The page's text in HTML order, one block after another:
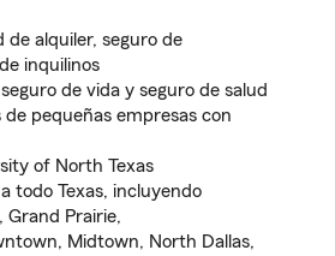
de alquiler, seguro de
inquilinos
de vida y seguro de salud
pequeñas empresas con
of North Texas
todo Texas, incluyendo
Grand Prairie,
Midtown, North Dallas,